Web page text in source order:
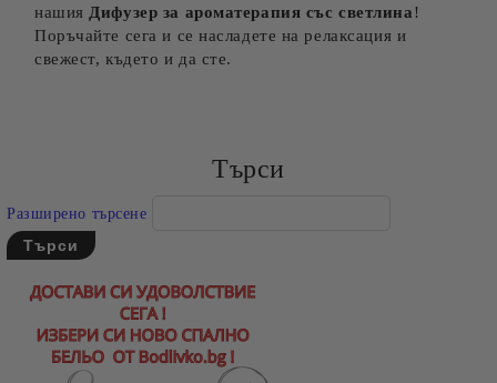
нашия Дифузер за ароматерапия със светлина!
Поръчайте сега и се насладете на релаксация и
свежест, където и да сте.
Търси
Разширено търсене